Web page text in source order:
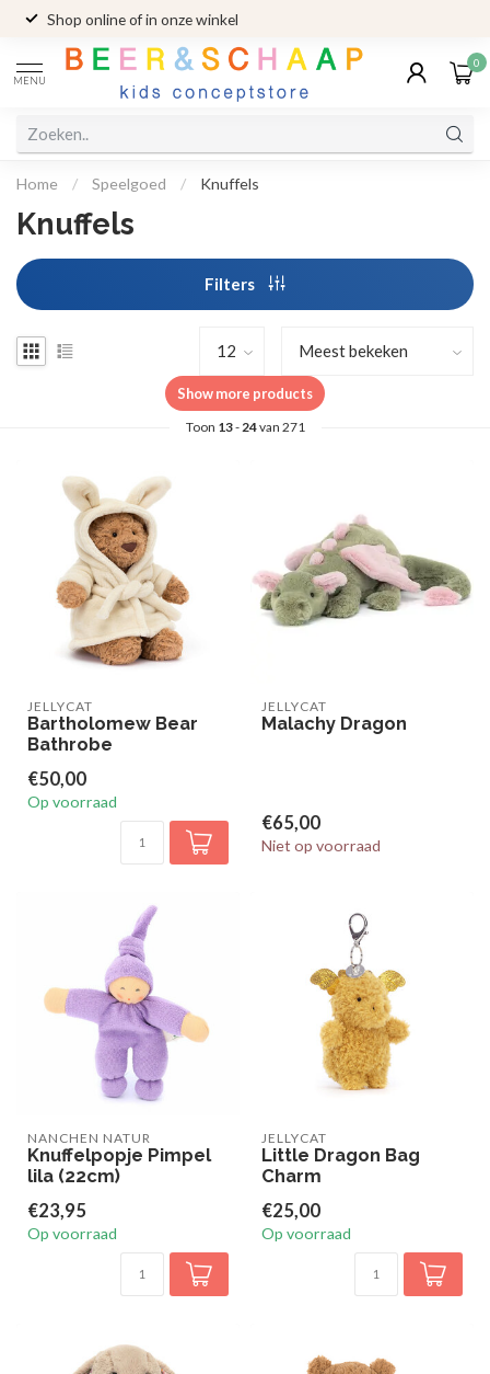
Shop online of in onze winkel
MENU
0
Home / Speelgoed / Knuffels
Knuffels
Filters
Show more products
Toon 13-24van 271
JELLYCAT
Bartholomew Bear
Bathrobe
€50,00
Op voorraad
JELLYCAT
Malachy Dragon
€65,00
Niet op voorraad
NANCHEN NATUR
Knuffelpopje Pimpel
lila (22cm)
€23,95
Op voorraad
JELLYCAT
Little Dragon Bag
Charm
€25,00
Op voorraad